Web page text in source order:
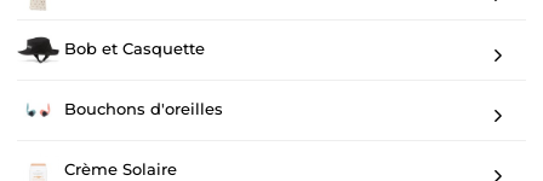
Bob et Casquette
Bouchons d'oreilles
Crème Solaire